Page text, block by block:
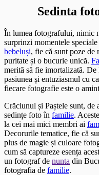
Sedinta
În lumea fotografului, nimic
surprinzi momentele
bebeluși, fie că sunt poze de
puritate și o bucurie unică.
merită să fie imortalizată.
pasiunea și entuziasmul cu
fiecare fotografie este o
Crăciunul și Paștele sunt, de
sedințe foto în familie.
la cei mai mici membri ai
Decorurile tematice, fie că
plus de magie și culoare
cum să captureze esența
un fotograf de nunta din
fotografia de familie.